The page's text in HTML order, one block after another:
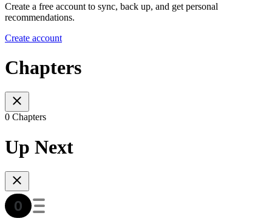
Create a free account to sync, back up, and get personal
recommendations.
Create account
Chapters
0 Chapters
Up Next